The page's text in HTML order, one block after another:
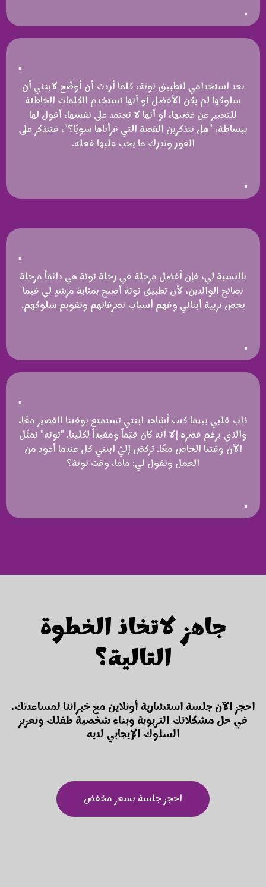
"
"
بعد استخدامي لتطبيق توتة، كلما أردت أن أوضّح لابنتي أن
سلوكها لم يكن الأفضل أو أنها تستخدم الكلمات الخاطئة
للتعبير عن غضبها، أو أنها لا تعتمد على نفسها، أقول لها
ببساطة، "هل تتذكرين القصة التي قرأناها سويًا؟"، فتتذكر على
الفور وتدرك ما يجب عليها فعله.
"
"
بالنسبة لي، فإن أفضل مرحلة في رحلة توتة هي دائماً مرحلة
نصائح الوالدين، لأن تطبيق توتة أصبح بمثابة مرشدٍ لي فيما
يخص تربية أبنائي وفهم أسباب تصرفاتهم وتقويم سلوكهم.
"
"
ذاب قلبي بينما كنت أشاهد ابنتي تستمتع بوقتنا القصير معًا،
والذي برغم قصره إلا أنه كان قيّماً ومفيداً لكلينا. "توتة" تمثّل
الآن وقتنا الخاص معًا. تركض إليّ ابنتي كل عندما أعود من
العمل وتقول لي: ماما، وقت توتة؟
"
جاهز لاتخاذ الخطوة
التالية؟
.احجز الآن جلسة استشارية أونلاين مع خبرائنا لمساعدتك
في حل مشكلاتك التربوية وبناء شخصية طفلك وتعزيز
السلوك الإيجابي لديه
احجز جلسة بسعر مخفض